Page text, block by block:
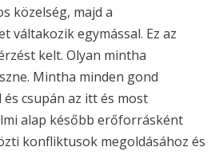
közelség, majd a
váltakozik egymással. Ez az
kelt. Olyan mintha
Mintha minden gond
csupán az itt és most
alap később erőforrásként
konfliktusok megoldásához és